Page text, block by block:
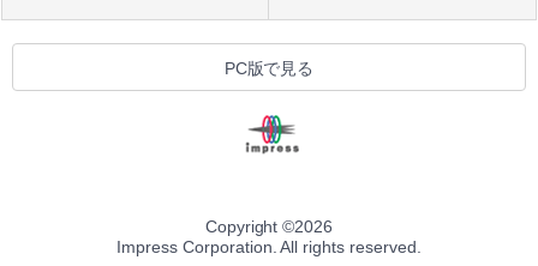
PC版で見る
Copyright ©2026
Impress Corporation. All rights reserved.